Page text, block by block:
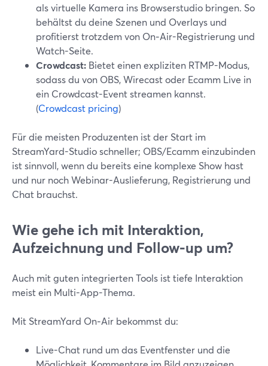
als virtuelle Kamera ins Browserstudio bringen. So
behältst du deine Szenen und Overlays und
profitierst trotzdem von On‑Air-Registrierung und
Watch-Seite.
Crowdcast: Bietet einen expliziten RTMP-Modus,
sodass du von OBS, Wirecast oder Ecamm Live in
ein Crowdcast-Event streamen kannst.
(Crowdcast pricing)
Für die meisten Produzenten ist der Start im
StreamYard-Studio schneller; OBS/Ecamm einzubinden
ist sinnvoll, wenn du bereits eine komplexe Show hast
und nur noch Webinar-Auslieferung, Registrierung und
Chat brauchst.
Wie gehe ich mit Interaktion,
Aufzeichnung und Follow-up um?
Auch mit guten integrierten Tools ist tiefe Interaktion
meist ein Multi-App-Thema.
Mit StreamYard On‑Air bekommst du:
Live-Chat rund um das Eventfenster und die